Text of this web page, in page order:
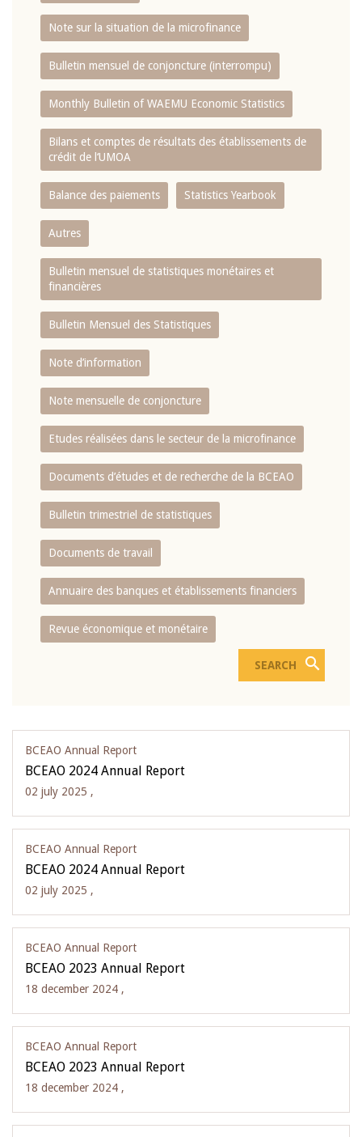
Note sur la situation de la microfinance
Bulletin mensuel de conjoncture (interrompu)
Monthly Bulletin of WAEMU Economic Statistics
Bilans et comptes de résultats des établissements de
crédit de l‘UMOA
Balance des paiements Statistics Yearbook
Autres
Bulletin mensuel de statistiques monétaires et
financières
Bulletin Mensuel des Statistiques
Note d’information
Note mensuelle de conjoncture
Etudes réalisées dans le secteur de la microfinance
Documents d’études et de recherche de la BCEAO
Bulletin trimestriel de statistiques
Documents de travail
Annuaire des banques et établissements financiers
Revue économique et monétaire
BCEAO Annual Report
BCEAO 2024 Annual Report
02 july 2025 ,
BCEAO Annual Report
BCEAO 2024 Annual Report
02 july 2025 ,
BCEAO Annual Report
BCEAO 2023 Annual Report
18 december 2024 ,
BCEAO Annual Report
BCEAO 2023 Annual Report
18 december 2024 ,